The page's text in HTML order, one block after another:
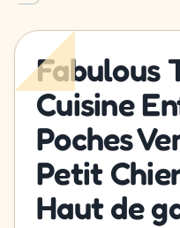
Fabulous
Cuisine
Poches
Petit
Haut de